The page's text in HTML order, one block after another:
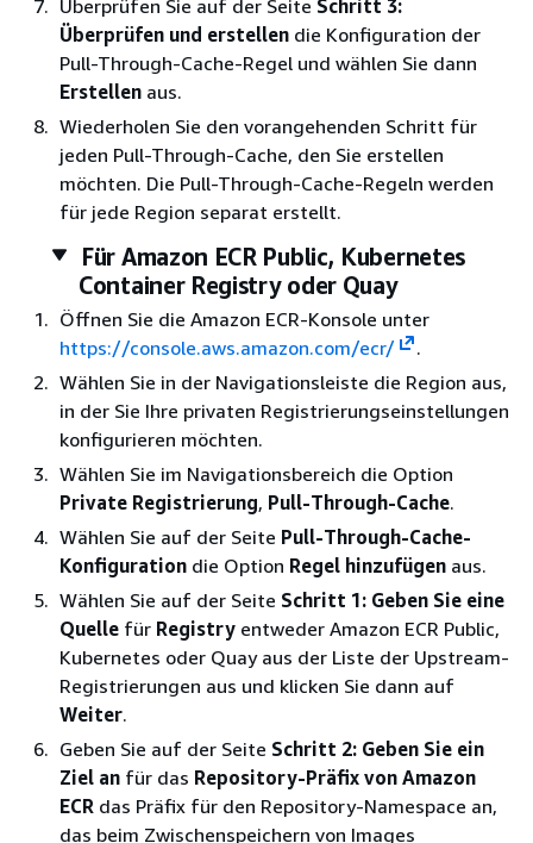
Überprüfen Sie auf der Seite Schritt 3:
Überprüfen und erstellen die Konfiguration der
Pull-Through-Cache-Regel und wählen Sie dann
Erstellen aus.
Wiederholen Sie den vorangehenden Schritt für
jeden Pull-Through-Cache, den Sie erstellen
möchten. Die Pull-Through-Cache-Regeln werden
für jede Region separat erstellt.
Für Amazon ECR Public, Kubernetes
Container Registry oder Quay
Öffnen Sie die Amazon ECR-Konsole unter
https://console.aws.amazon.com/ecr/
.
Wählen Sie in der Navigationsleiste die Region aus,
in der Sie Ihre privaten Registrierungseinstellungen
konfigurieren möchten.
Wählen Sie im Navigationsbereich die Option
Private Registrierung, Pull-Through-Cache.
Wählen Sie auf der Seite Pull-Through-Cache-
Konfiguration die Option Regel hinzufügen aus.
Wählen Sie auf der Seite Schritt 1: Geben Sie eine
Quelle für Registry entweder Amazon ECR Public,
Kubernetes oder Quay aus der Liste der Upstream-
Registrierungen aus und klicken Sie dann auf
Weiter.
Geben Sie auf der Seite Schritt 2: Geben Sie ein
Ziel an für das Repository-Präfix von Amazon
ECR das Präfix für den Repository-Namespace an,
das beim Zwischenspeichern von Images